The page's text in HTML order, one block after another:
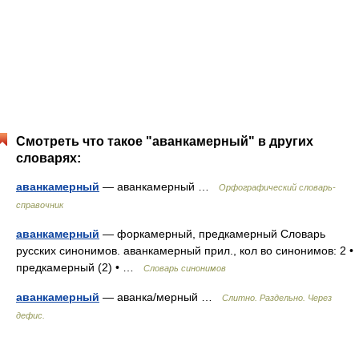
Смотреть что такое "аванкамерный" в других
словарях:
аванкамерный — аванкамерный …
Орфографический словарь-
справочник
аванкамерный — форкамерный, предкамерный Словарь
русских синонимов. аванкамерный прил., кол во синонимов: 2 •
предкамерный (2) • …
Словарь синонимов
аванкамерный — аванка/мерный …
Слитно. Раздельно. Через
дефис.